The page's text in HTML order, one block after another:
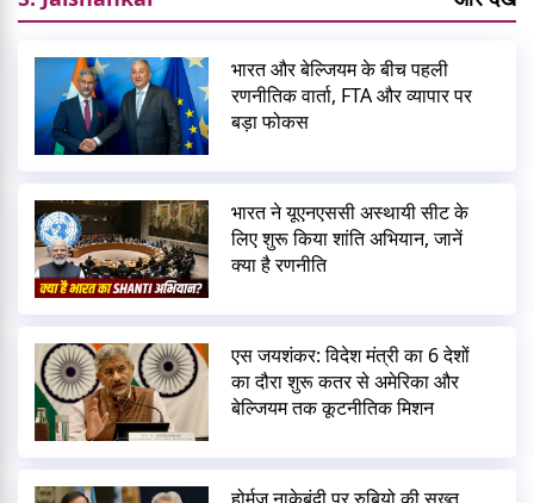
भारत और बेल्जियम के बीच पहली
रणनीतिक वार्ता, FTA और व्यापार पर
बड़ा फोकस
भारत ने यूएनएससी अस्थायी सीट के
लिए शुरू किया शांति अभियान, जानें
क्या है रणनीति
एस जयशंकर: विदेश मंत्री का 6 देशों
का दौरा शुरू कतर से अमेरिका और
बेल्जियम तक कूटनीतिक मिशन